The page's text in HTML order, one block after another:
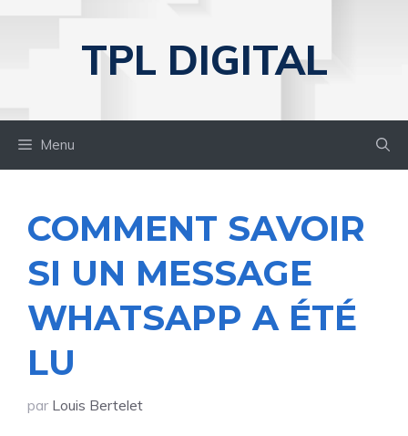
TPL DIGITAL
Menu
COMMENT SAVOIR
SI UN MESSAGE
WHATSAPP A ÉTÉ
LU
par Louis Bertelet